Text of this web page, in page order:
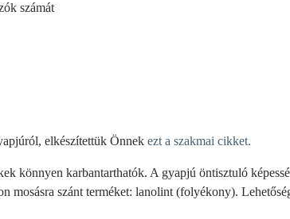
számát
elkészítettük Önnek ezt a szakmai cikket.
könnyen karbantarthatók. A gyapjú öntisztuló
mosásra szánt terméket: lanolint (folyékony).